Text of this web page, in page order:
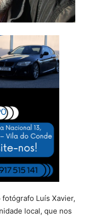
fotógrafo Luís Xavier,
local, que nos